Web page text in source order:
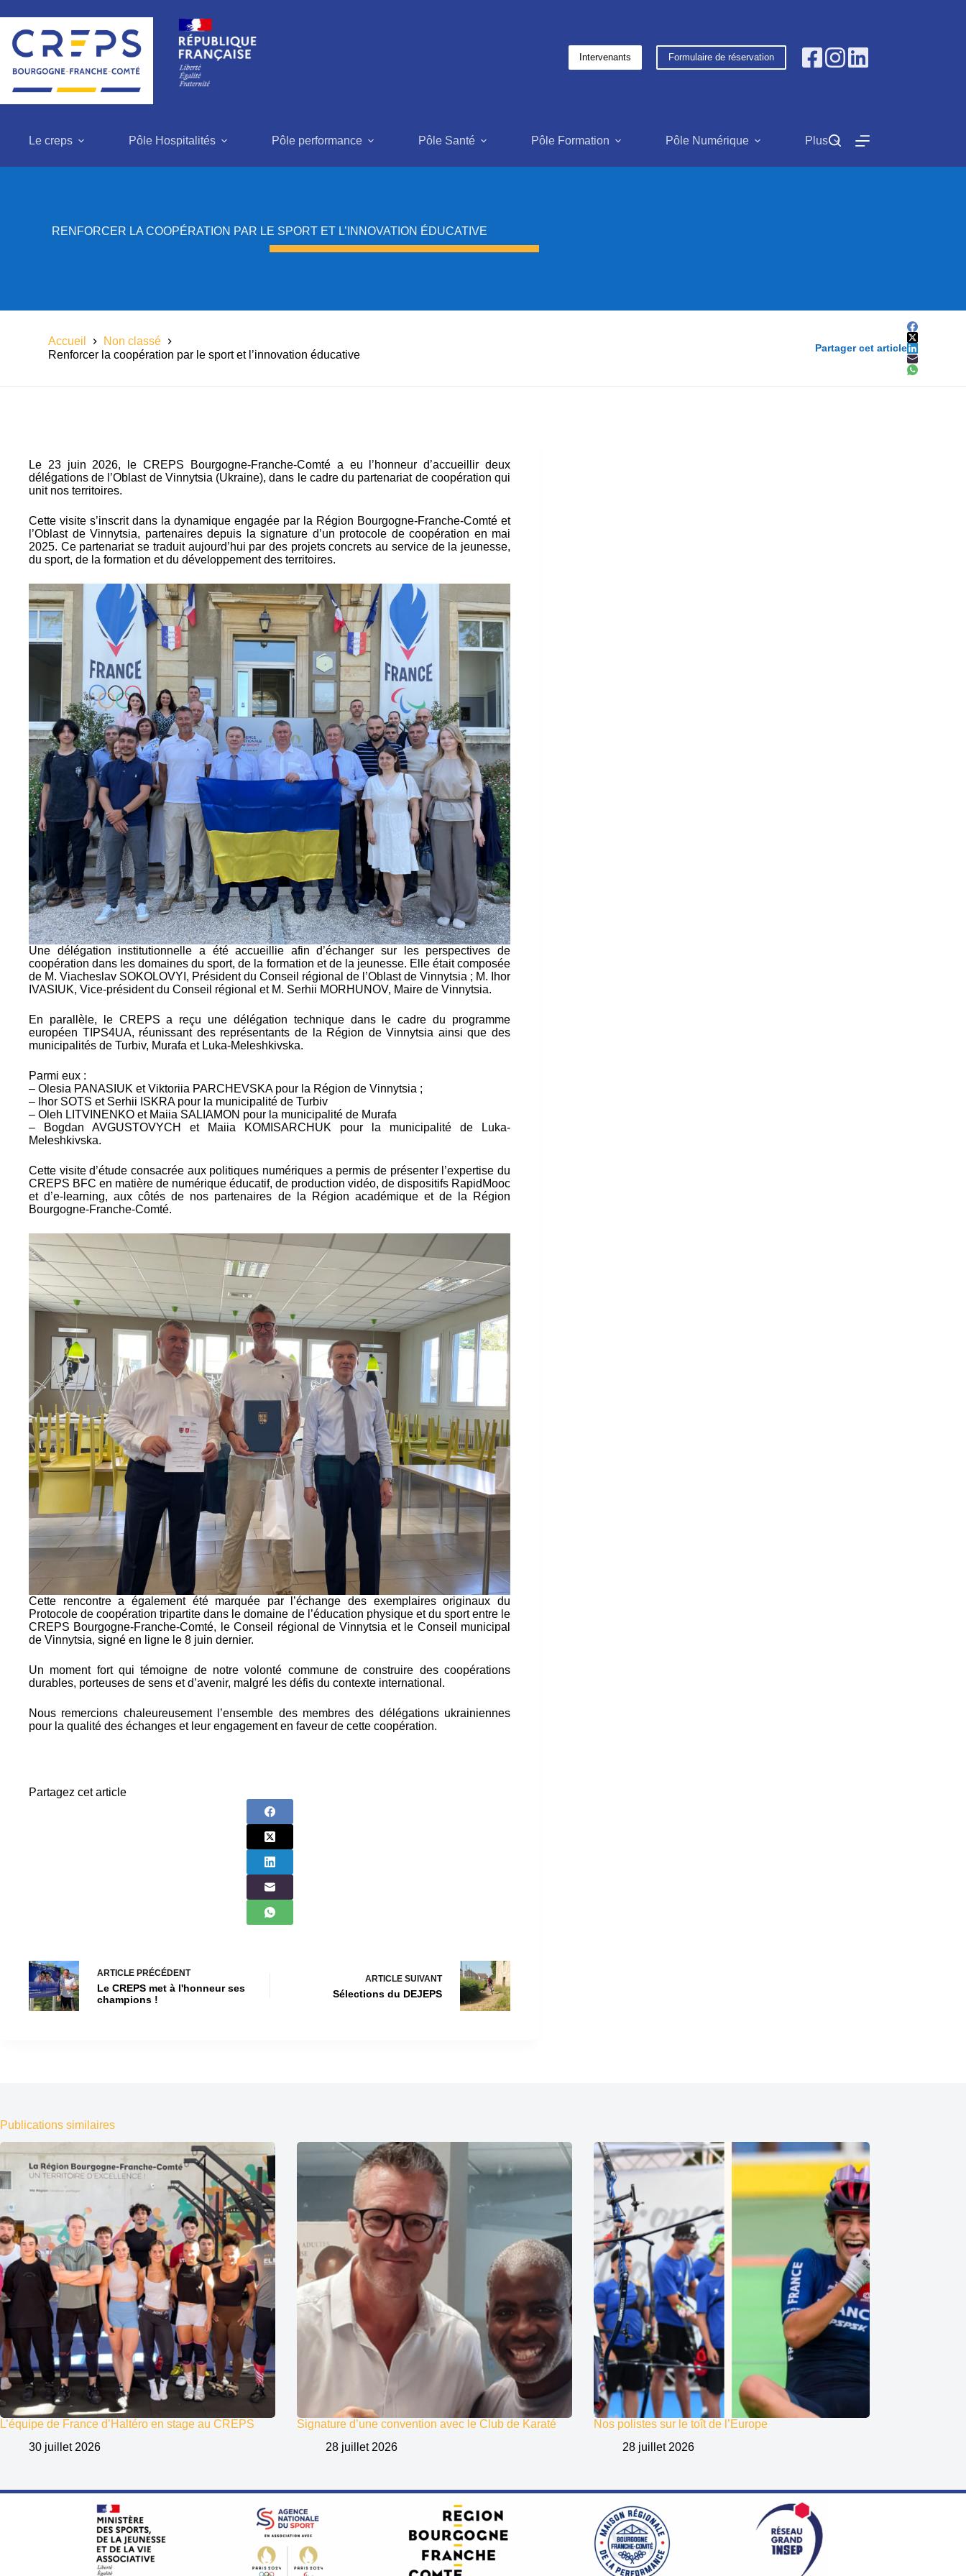
au
contenu
Intervenants Formulaire de réservation
Le creps Pôle Hospitalités Pôle performance Pôle Santé Pôle Formation Pôle Numérique Plus
RENFORCER LA COOPÉRATION PAR LE SPORT ET L’INNOVATION ÉDUCATIVE
Accueil
Non classé
Renforcer la coopération par le sport et l’innovation éducative
Partager cet article
Le 23 juin 2026, le CREPS Bourgogne-Franche-Comté a eu l’honneur d’accueillir deux
délégations de l’Oblast de Vinnytsia (Ukraine), dans le cadre du partenariat de coopération qui
unit nos territoires.
Cette visite s’inscrit dans la dynamique engagée par la Région Bourgogne-Franche-Comté et
l’Oblast de Vinnytsia, partenaires depuis la signature d’un protocole de coopération en mai
2025. Ce partenariat se traduit aujourd’hui par des projets concrets au service de la jeunesse,
du sport, de la formation et du développement des territoires.
Une délégation institutionnelle a été accueillie afin d’échanger sur les perspectives de
coopération dans les domaines du sport, de la formation et de la jeunesse. Elle était composée
de M. Viacheslav SOKOLOVYI, Président du Conseil régional de l’Oblast de Vinnytsia ; M. Ihor
IVASIUK, Vice-président du Conseil régional et M. Serhii MORHUNOV, Maire de Vinnytsia.
En parallèle, le CREPS a reçu une délégation technique dans le cadre du programme
européen TIPS4UA, réunissant des représentants de la Région de Vinnytsia ainsi que des
municipalités de Turbiv, Murafa et Luka-Meleshkivska.
Parmi eux :
– Olesia PANASIUK et Viktoriia PARCHEVSKA pour la Région de Vinnytsia ;
– Ihor SOTS et Serhii ISKRA pour la municipalité de Turbiv
– Oleh LITVINENKO et Maiia SALIAMON pour la municipalité de Murafa
– Bogdan AVGUSTOVYCH et Maiia KOMISARCHUK pour la municipalité de Luka-
Meleshkivska.
Cette visite d’étude consacrée aux politiques numériques a permis de présenter l’expertise du
CREPS BFC en matière de numérique éducatif, de production vidéo, de dispositifs RapidMooc
et d’e-learning, aux côtés de nos partenaires de la Région académique et de la Région
Bourgogne-Franche-Comté.
Cette rencontre a également été marquée par l’échange des exemplaires originaux du
Protocole de coopération tripartite dans le domaine de l’éducation physique et du sport entre le
CREPS Bourgogne-Franche-Comté, le Conseil régional de Vinnytsia et le Conseil municipal
de Vinnytsia, signé en ligne le 8 juin dernier.
Un moment fort qui témoigne de notre volonté commune de construire des coopérations
durables, porteuses de sens et d’avenir, malgré les défis du contexte international.
Nous remercions chaleureusement l’ensemble des membres des délégations ukrainiennes
pour la qualité des échanges et leur engagement en faveur de cette coopération.
Partagez cet article
ARTICLE PRÉCÉDENT
Le CREPS met à l'honneur ses
champions !
ARTICLE SUIVANT
Sélections du DEJEPS
Publications similaires
L’équipe de France d’Haltéro en stage au CREPS
30 juillet 2026
Signature d’une convention avec le Club de Karaté
28 juillet 2026
Nos polistes sur le toît de l’Europe
28 juillet 2026